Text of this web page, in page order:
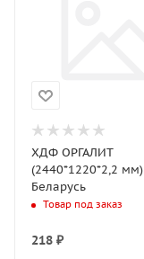
ХДФ ОРГАЛИТ
(2440*1220*2,2 мм)
Беларусь
Товар под заказ
218 ₽